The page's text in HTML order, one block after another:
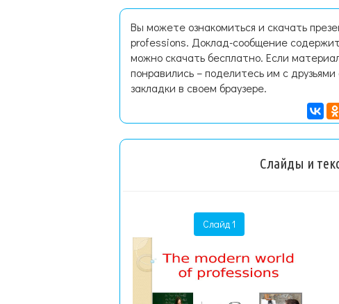
Вы можете ознакомиться и скачать
professions. Доклад-сообщение
можно скачать бесплатно. Если
понравились – поделитесь им с
закладки в своем браузере.
Слайды и
Слайд 1